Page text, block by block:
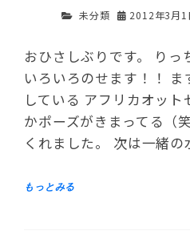
未分類 2012年3月1
おひさしぶりです。 り
いろいろのせます！！
している アフリカオッ
かポーズがきまってる（
くれました。 次は一緒の